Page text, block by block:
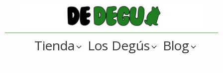
la
navegación
contenido
principal
De
Tienda
online
Tienda Los Degús Blog